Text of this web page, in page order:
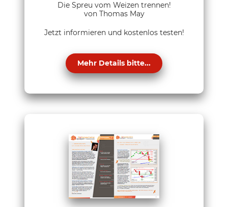
Die Spreu vom Weizen trennen!
von Thomas May
Jetzt informieren und kostenlos testen!
Mehr Details bitte...